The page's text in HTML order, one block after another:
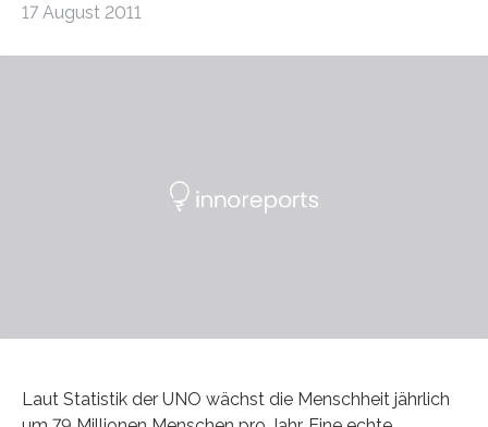
17 August 2011
Laut Statistik der UNO wächst die Menschheit jährlich